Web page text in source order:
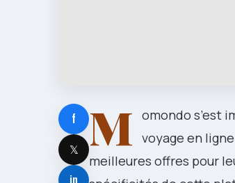
f
𝕏
M omondo s’est
voyage en
meilleures offres pour